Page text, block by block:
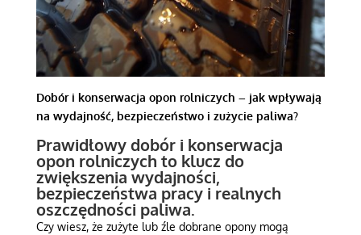
Dobór i konserwacja opon rolniczych – jak wpływają
na wydajność, bezpieczeństwo i zużycie paliwa?
Prawidłowy dobór i konserwacja
opon rolniczych to klucz do
zwiększenia wydajności,
bezpieczeństwa pracy i realnych
oszczędności paliwa.
Czy wiesz, że zużyte lub źle dobrane opony mogą